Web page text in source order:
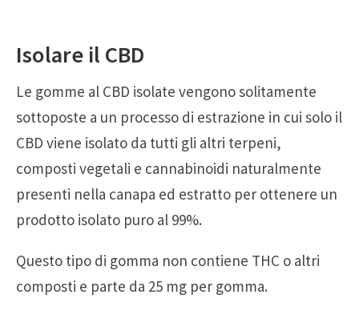
Isolare il CBD
Le gomme al CBD isolate vengono solitamente
sottoposte a un processo di estrazione in cui solo il
CBD viene isolato da tutti gli altri terpeni,
composti vegetali e cannabinoidi naturalmente
presenti nella canapa ed estratto per ottenere un
prodotto isolato puro al 99%.
Questo tipo di gomma non contiene THC o altri
composti e parte da 25 mg per gomma.